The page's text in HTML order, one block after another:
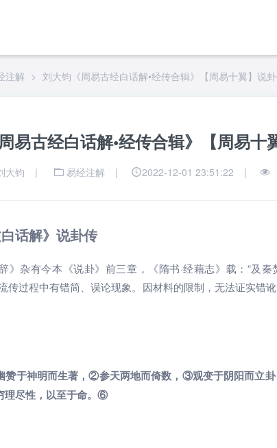
注解 > 刘大钧《周易古经白话解•经传合辑》【周易十翼】说
易古经白话解•经传合辑》【周易十
大钧 | 易经注解 | 2022-12-01 23:51:22 |
话解》说卦传
》杂有今本《说卦》前三章，《隋书·经藉志》载：“及
传过程中有错简、误论现象。因材料的限制，无法证实错
赞于神明而生著，②参天两地而倚数，③观变于阴阳而立
理尽性，以至于命。⑥